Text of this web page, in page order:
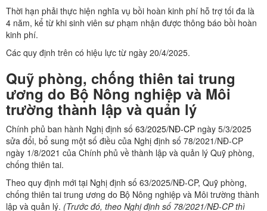
Thời hạn phải thực hiện nghĩa vụ bồi hoàn kinh phí hỗ trợ tối đa là
4 năm, kể từ khi sinh viên sư phạm nhận được thông báo bồi hoàn
kinh phí.
Các quy định trên có hiệu lực từ ngày 20/4/2025.
Quỹ phòng, chống thiên tai trung
ương do Bộ Nông nghiệp và Môi
trường thành lập và quản lý
Chính phủ ban hành Nghị định số 63/2025/NĐ-CP ngày 5/3/2025
sửa đổi, bổ sung một số điều của Nghị định số 78/2021/NĐ-CP
ngày 1/8/2021 của Chính phủ về thành lập và quản lý Quỹ phòng,
chống thiên tai.
Theo quy định mới tại Nghị định số 63/2025/NĐ-CP, Quỹ phòng,
chống thiên tai trung ương do Bộ Nông nghiệp và Môi trường thành
lập và quản lý. (Trước đó, theo Nghị định số 78/2021/NĐ-CP thì